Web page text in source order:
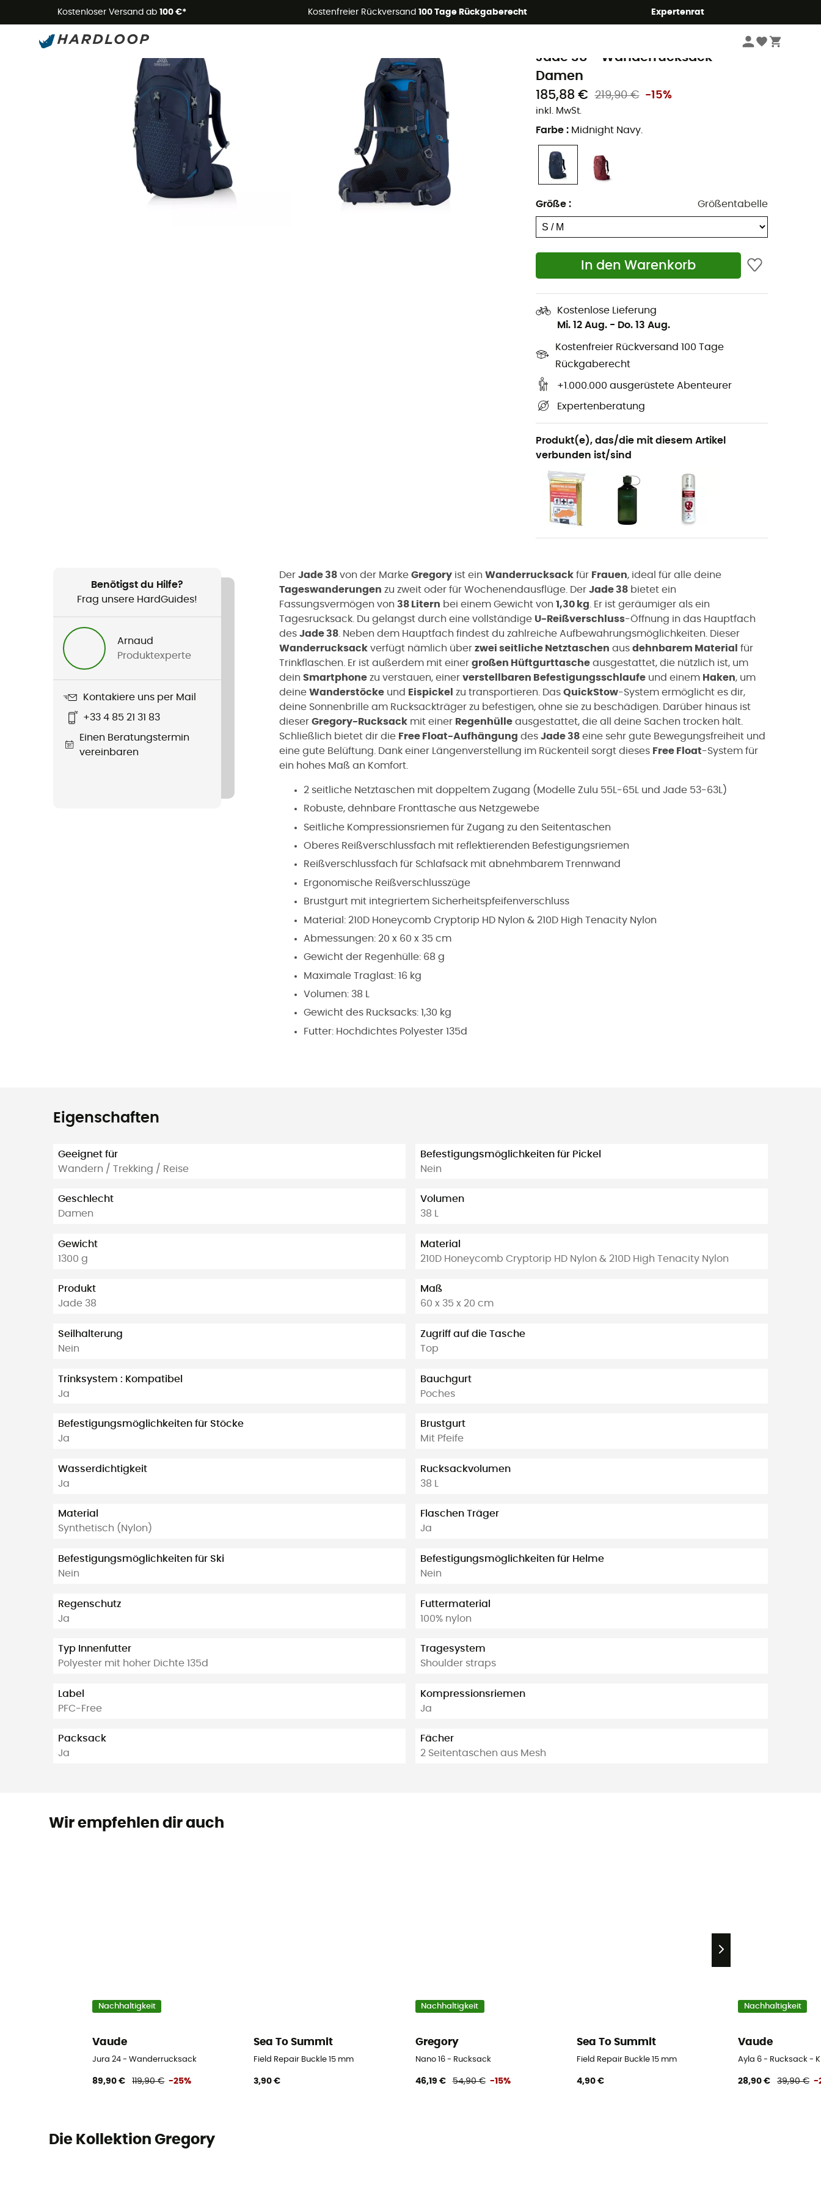
Kostenloser Versand ab 100 €* Kostenfreier Rückversand 100 Tage Rückgaberecht Expertenrat
Nachhaltigkeit
Wanderrucksäcke
Jade 38 - Wanderrucksack -
Damen
185,88 €
219,90 € -15%
inkl. MwSt.
Farbe : Midnight Navy.
Größe : Größentabelle
In den Warenkorb
Kostenlose Lieferung
Mi. 12 Aug. - Do. 13 Aug.
Kostenfreier Rückversand 100 Tage
Rückgaberecht
+1.000.000 ausgerüstete Abenteurer
Expertenberatung
Produkt(e), das/die mit diesem Artikel
verbunden ist/sind
Benötigst du Hilfe?
Frag unsere HardGuides!
Arnaud
Produktexperte
Kontakiere uns per Mail
+33 4 85 21 31 83
Einen Beratungstermin
vereinbaren
Der Jade 38 von der Marke Gregory ist ein Wanderrucksack für Frauen, ideal für alle deine
Tageswanderungen zu zweit oder für Wochenendausflüge. Der Jade 38 bietet ein
Fassungsvermögen von 38 Litern bei einem Gewicht von 1,30 kg . Er ist geräumiger als ein
Tagesrucksack. Du gelangst durch eine vollständige U-Reißverschluss-Öffnung in das Hauptfach
des Jade 38 . Neben dem Hauptfach findest du zahlreiche Aufbewahrungsmöglichkeiten. Dieser
Wanderrucksack verfügt nämlich über zwei seitliche Netztaschen aus dehnbarem Material
für
Trinkflaschen. Er ist außerdem mit einer großen Hüftgurttasche ausgestattet, die nützlich ist, um
dein Smartphone zu verstauen, einer verstellbaren Befestigungsschlaufe und einem Haken, um
deine Wanderstöcke und Eispickel zu transportieren. Das QuickStow-System ermöglicht es dir,
deine Sonnenbrille am Rucksackträger zu befestigen, ohne sie zu beschädigen. Darüber hinaus ist
dieser Gregory-Rucksack mit einer Regenhülle ausgestattet, die all deine Sachen trocken hält.
Schließlich bietet dir die Free Float-Aufhängung des Jade 38 eine sehr gute Bewegungsfreiheit und
eine gute Belüftung. Dank einer Längenverstellung im Rückenteil sorgt dieses Free Float-System für
ein hohes Maß an Komfort.
2 seitliche Netztaschen mit doppeltem Zugang (Modelle Zulu 55L-65L und Jade 53-63L)
Robuste, dehnbare Fronttasche aus Netzgewebe
Seitliche Kompressionsriemen für Zugang zu den Seitentaschen
Oberes Reißverschlussfach mit reflektierenden Befestigungsriemen
Reißverschlussfach für Schlafsack mit abnehmbarem Trennwand
Ergonomische Reißverschlusszüge
Brustgurt mit integriertem Sicherheitspfeifenverschluss
Material: 210D Honeycomb Cryptorip HD Nylon & 210D High Tenacity Nylon
Abmessungen: 20 x 60 x 35 cm
Gewicht der Regenhülle: 68 g
Maximale Traglast: 16 kg
Volumen: 38 L
Gewicht des Rucksacks: 1,30 kg
Futter: Hochdichtes Polyester 135d
Eigenschaften
Geeignet für
Wandern / Trekking / Reise
Geschlecht
Damen
Gewicht
1300 g
Produkt
Jade 38
Seilhalterung
Nein
Trinksystem : Kompatibel
Ja
Befestigungsmöglichkeiten für Stöcke
Ja
Wasserdichtigkeit
Ja
Material
Synthetisch (Nylon)
Befestigungsmöglichkeiten für Ski
Nein
Regenschutz
Ja
Typ Innenfutter
Polyester mit hoher Dichte 135d
Label
PFC-Free
Packsack
Ja
Befestigungsmöglichkeiten für Pickel
Nein
Volumen
38 L
Material
210D Honeycomb Cryptorip HD Nylon & 210D High Tenacity Nylon
Maß
60 x 35 x 20 cm
Zugriff auf die Tasche
Top
Bauchgurt
Poches
Brustgurt
Mit Pfeife
Rucksackvolumen
38 L
Flaschen Träger
Ja
Befestigungsmöglichkeiten für Helme
Nein
Futtermaterial
100% nylon
Tragesystem
Shoulder straps
Kompressionsriemen
Ja
Fächer
2 Seitentaschen aus Mesh
Wir empfehlen dir auch
Nachhaltigkeit
Vaude
Jura 24 - Wanderrucksack
89,90 € 119,90 € -25%
Sea To Summit
Field Repair Buckle 15 mm
3,90 €
Nachhaltigkeit
Gregory
Nano 16 - Rucksack
46,19 € 54,90 € -15%
Sea To Summit
Field Repair Buckle 15 mm
4,90 €
Nachhaltigkeit
Vaude
Ayla 6 - Rucksack -
28,90 € 39,90 € -
Die Kollektion Gregory